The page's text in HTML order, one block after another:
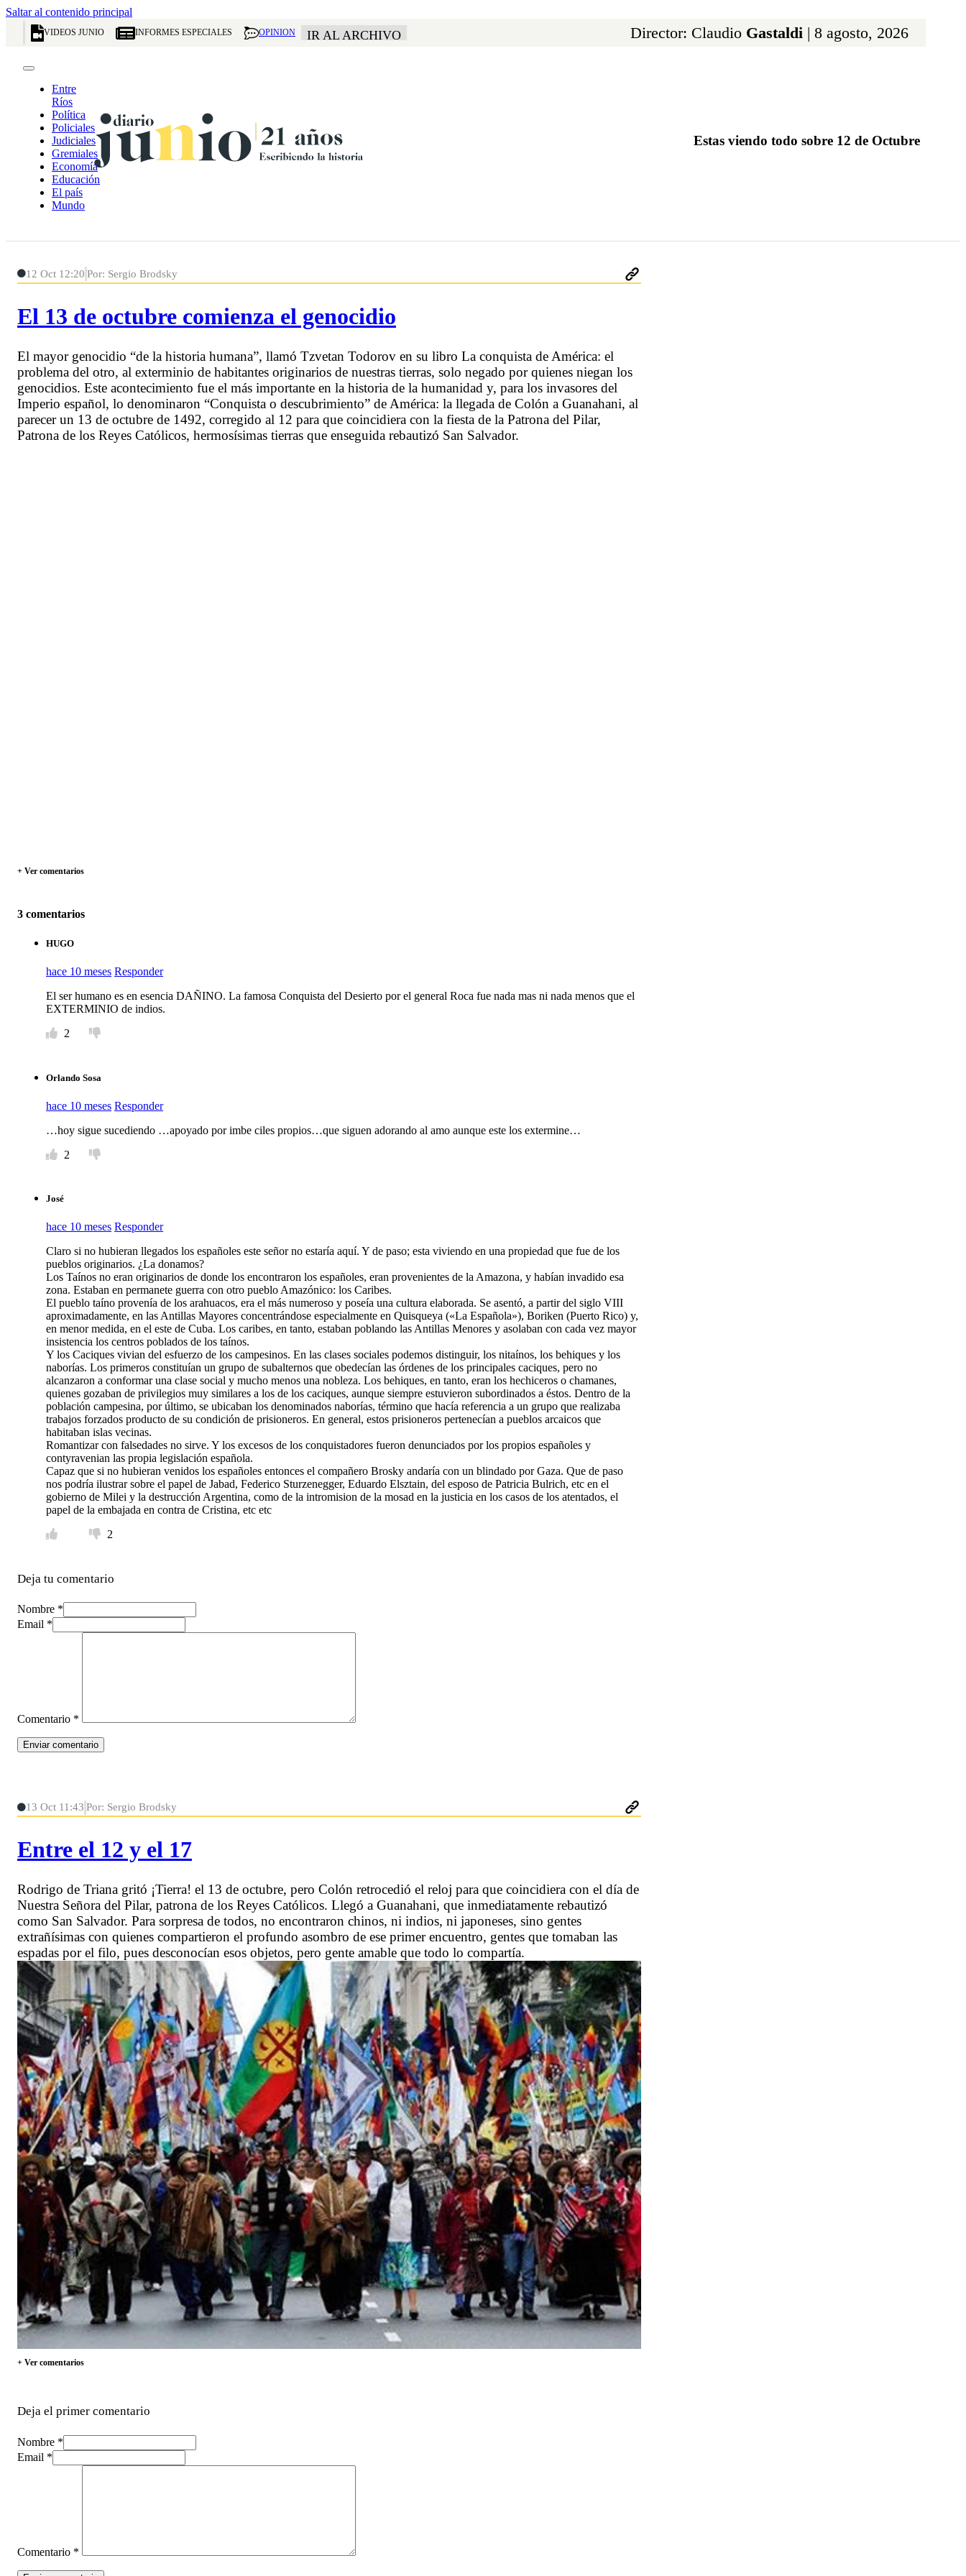
Saltar al contenido principal
VIDEOS JUNIO INFORMES ESPECIALES OPINION IR AL ARCHIVO Director: Claudio Gastaldi | 8 agosto, 2026
Entre
Ríos
Política
Policiales
Judiciales
Gremiales
Economía
Educación
El país
Mundo
Estas viendo todo sobre 12 de Octubre
12 Oct 12:20 Por: Sergio Brodsky
El 13 de octubre comienza el genocidio
El mayor genocidio “de la historia humana”, llamó Tzvetan Todorov en su libro La conquista de América: el
problema del otro, al exterminio de habitantes originarios de nuestras tierras, solo negado por quienes niegan los
genocidios. Este acontecimiento fue el más importante en la historia de la humanidad y, para los invasores del
Imperio español, lo denominaron “Conquista o descubrimiento” de América: la llegada de Colón a Guanahani, al
parecer un 13 de octubre de 1492, corregido al 12 para que coincidiera con la fiesta de la Patrona del Pilar,
Patrona de los Reyes Católicos, hermosísimas tierras que enseguida rebautizó San Salvador.
+ Ver comentarios
3 comentarios
HUGO
hace 10 meses Responder
El ser humano es en esencia DAÑINO. La famosa Conquista del Desierto por el general Roca fue nada mas ni nada menos que el
EXTERMINIO de indios.
2
Orlando Sosa
hace 10 meses Responder
…hoy sigue sucediendo …apoyado por imbe ciles propios…que siguen adorando al amo aunque este los extermine…
2
José
hace 10 meses Responder
Claro si no hubieran llegados los españoles este señor no estaría aquí. Y de paso; esta viviendo en una propiedad que fue de los
pueblos originarios. ¿La donamos?
Los Taínos no eran originarios de donde los encontraron los españoles, eran provenientes de la Amazona, y habían invadido esa
zona. Estaban en permanete guerra con otro pueblo Amazónico: los Caribes.
El pueblo taíno provenía de los arahuacos, era el más numeroso y poseía una cultura elaborada. Se asentó, a partir del siglo VIII
aproximadamente, en las Antillas Mayores concentrándose especialmente en Quisqueya («La Española»), Boriken (Puerto Rico) y,
en menor medida, en el este de Cuba. Los caribes, en tanto, estaban poblando las Antillas Menores y asolaban con cada vez mayor
insistencia los centros poblados de los taínos.
Y los Caciques vivian del esfuerzo de los campesinos. En las clases sociales podemos distinguir, los nitaínos, los behiques y los
naborías. Los primeros constituían un grupo de subalternos que obedecían las órdenes de los principales caciques, pero no
alcanzaron a conformar una clase social y mucho menos una nobleza. Los behiques, en tanto, eran los hechiceros o chamanes,
quienes gozaban de privilegios muy similares a los de los caciques, aunque siempre estuvieron subordinados a éstos. Dentro de la
población campesina, por último, se ubicaban los denominados naborías, término que hacía referencia a un grupo que realizaba
trabajos forzados producto de su condición de prisioneros. En general, estos prisioneros pertenecían a pueblos arcaicos que
habitaban islas vecinas.
Romantizar con falsedades no sirve. Y los excesos de los conquistadores fueron denunciados por los propios españoles y
contyravenian las propia legislación española.
Capaz que si no hubieran venidos los españoles entonces el compañero Brosky andaría con un blindado por Gaza. Que de paso
nos podría ilustrar sobre el papel de Jabad, Federico Sturzenegger, Eduardo Elsztain, del esposo de Patricia Bulrich, etc en el
gobierno de Milei y la destrucción Argentina, como de la intromision de la mosad en la justicia en los casos de los atentados, el
papel de la embajada en contra de Cristina, etc etc
2
Deja tu comentario
Nombre *
Email *
Comentario *
13 Oct 11:43 Por: Sergio Brodsky
Entre el 12 y el 17
Rodrigo de Triana gritó ¡Tierra! el 13 de octubre, pero Colón retrocedió el reloj para que coincidiera con el día de
Nuestra Señora del Pilar, patrona de los Reyes Católicos. Llegó a Guanahani, que inmediatamente rebautizó
como San Salvador. Para sorpresa de todos, no encontraron chinos, ni indios, ni japoneses, sino gentes
extrañísimas con quienes compartieron el profundo asombro de ese primer encuentro, gentes que tomaban las
espadas por el filo, pues desconocían esos objetos, pero gente amable que todo lo compartía.
+ Ver comentarios
Deja el primer comentario
Nombre *
Email *
Comentario *